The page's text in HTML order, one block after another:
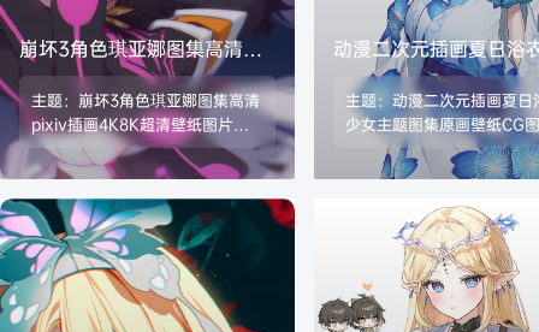
崩坏3角色琪亚娜图集高清
pixiv插画4K8K超清壁纸图片
素材美术资料
主题：崩坏3角色琪亚娜图集高清
pixiv插画4K8K超清壁纸图片素
材美术资料 格式：JPG/PNG 数
量：3751张/11.4G
动漫二次元插画夏日浴
主题图集原画壁纸CG
材美术资料
主题：动漫二次元插画夏日
少女主题图集原画壁纸CG
材美术资料 格式：JPG/
量：1948张/3.56G